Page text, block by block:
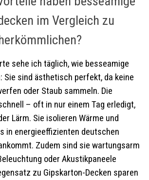
im Vergleich zu
sehe ich täglich, wie besseamige
Sie sind ästhetisch perfekt, da keine
oder Staub sammeln. Die
– oft in nur einem Tag erledigt,
Lärm. Sie isolieren Wärme und
in energieeffizienten deutschen
Zudem sind sie wartungsarm
oder Akustikpaneele
zu Gipskarton-Decken sparen